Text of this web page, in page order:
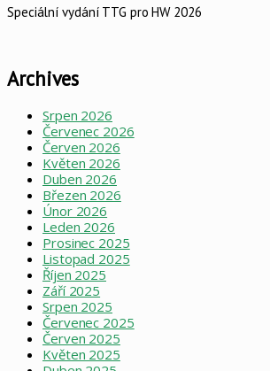
Speciální vydání TTG pro HW 2026
Archives
Srpen 2026
Červenec 2026
Červen 2026
Květen 2026
Duben 2026
Březen 2026
Únor 2026
Leden 2026
Prosinec 2025
Listopad 2025
Říjen 2025
Září 2025
Srpen 2025
Červenec 2025
Červen 2025
Květen 2025